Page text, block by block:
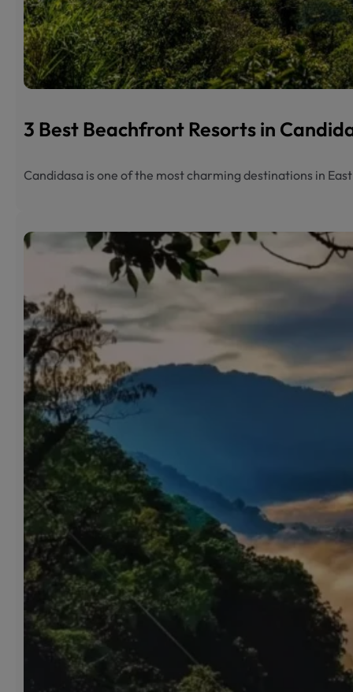
3 Best Beachfront Resorts in
Candidasa is one of the most charming destinations in